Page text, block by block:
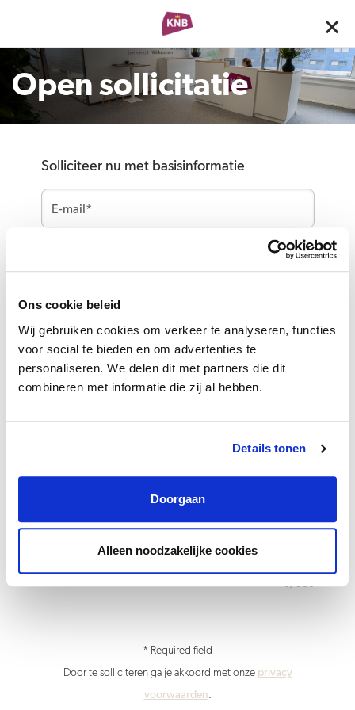
Ons cookie beleid
Wij gebruiken cookies om verkeer te analyseren, functies
voor social te bieden en om advertenties te
personaliseren. We delen dit met partners die dit
combineren met informatie die zij al hebben.
Details tonen
Doorgaan
Alleen noodzakelijke cookies
Open sollicitatie
Solliciteer nu met basisinformatie
Upload cv*
Voeg meer info toe om je kansen te
vergroten
0/500
* Required field
Door te solliciteren ga je akkoord met onze privacy
voorwaarden